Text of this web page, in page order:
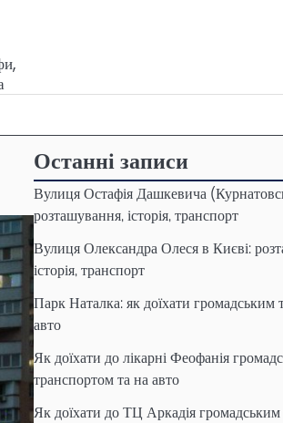
Останні записи
Вулиця Остафія Дашкевича
розташування, історія, транспорт
Вулиця Олександра Олеся в Києві:
історія, транспорт
Парк Наталка: як доїхати громадським
авто
Як доїхати до лікарні Феофанія
транспортом та на авто
Як доїхати до ТЦ Аркадія